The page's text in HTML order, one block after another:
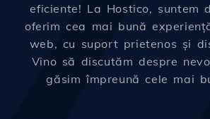
eficiente! La Hostico, suntem
oferim cea mai bună
web, cu suport prietenos și
Vino să discutăm despre
găsim împreună cele mai